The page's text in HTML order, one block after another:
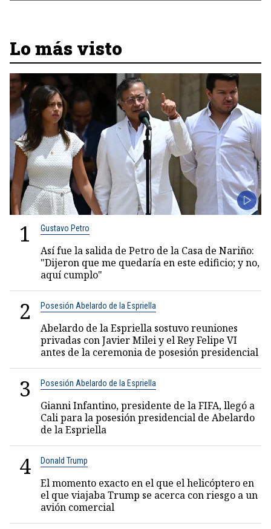
Lo más visto
1 Gustavo Petro
Así fue la salida de Petro de la Casa de Nariño:
"Dijeron que me quedaría en este edificio; y no,
aquí cumplo"
2 Posesión Abelardo de la Espriella
Abelardo de la Espriella sostuvo reuniones
privadas con Javier Milei y el Rey Felipe VI
antes de la ceremonia de posesión presidencial
3 Posesión Abelardo de la Espriella
Gianni Infantino, presidente de la FIFA, llegó a
Cali para la posesión presidencial de Abelardo
de la Espriella
4 Donald Trump
El momento exacto en el que el helicóptero en
el que viajaba Trump se acerca con riesgo a un
avión comercial